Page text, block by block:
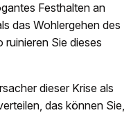
Festhalten an
das Wohlergehen des
Sie dieses
dieser Krise als
das können Sie,